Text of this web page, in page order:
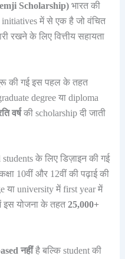
Scholarship)भारत की
initiatives में से एक है जो वंचित
रखने के लिए वित्तीय सहायता
शुरू की गई इस पहल के तहत
degree या diploma
वर्षकी scholarship दी जाती
के लिए डिज़ाइन की गई
10वीं और 12वीं की पढ़ाई की
या university में first year में
इस योजना के तहत 25,000+
नहींहै बल्कि student की